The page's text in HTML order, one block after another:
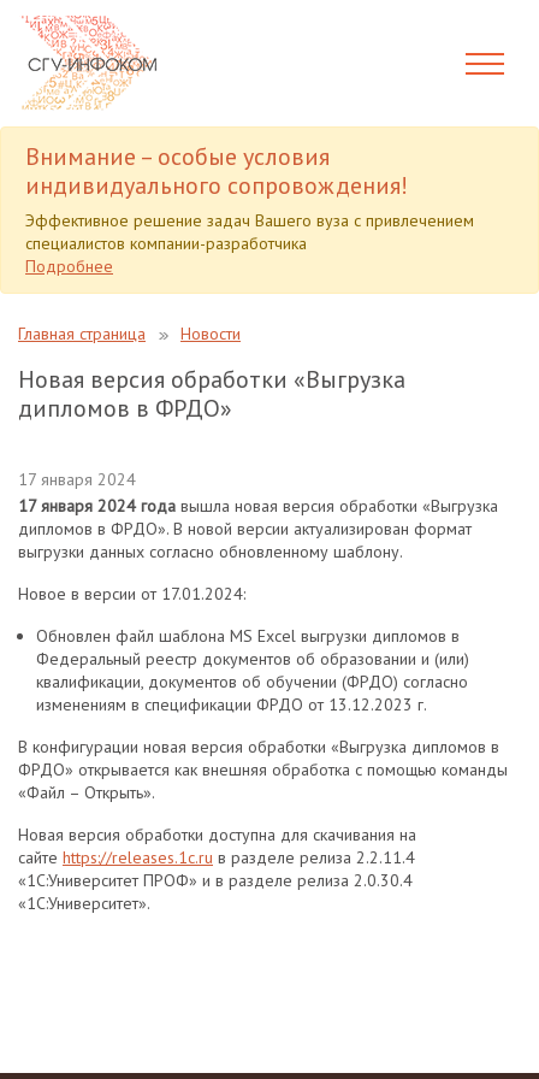
Внимание – особые условия
индивидуального сопровождения!
Эффективное решение задач Вашего вуза с привлечением
специалистов компании-разработчика
Подробнее
Главная страница Новости
Новая версия обработки «Выгрузка
дипломов в ФРДО»
17 января 2024
17 января 2024 года вышла новая версия обработки «Выгрузка
дипломов в ФРДО». В новой версии актуализирован формат
выгрузки данных согласно обновленному шаблону.
Новое в версии от 17.01.2024:
Обновлен файл шаблона MS Excel выгрузки дипломов в
Федеральный реестр документов об образовании и (или)
квалификации, документов об обучении (ФРДО) согласно
изменениям в спецификации ФРДО от 13.12.2023 г.
В конфигурации новая версия обработки «Выгрузка дипломов в
ФРДО» открывается как внешняя обработка с помощью команды
«Файл – Открыть».
Новая версия обработки доступна для скачивания на
сайте https://releases.1c.ru в разделе релиза 2.2.11.4
«1С:Университет ПРОФ» и в разделе релиза 2.0.30.4
«1С:Университет».